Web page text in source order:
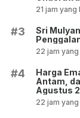
21 jam yang
#3
Sri
22 jam yang
#4
Harga
Antam,
Agustus
22 jam yang